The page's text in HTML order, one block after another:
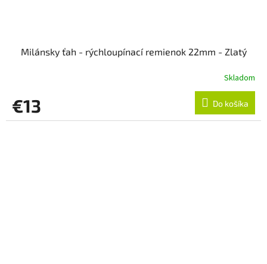
Milánsky ťah - rýchloupínací remienok 22mm - Zlatý
Skladom
€13 Do košíka